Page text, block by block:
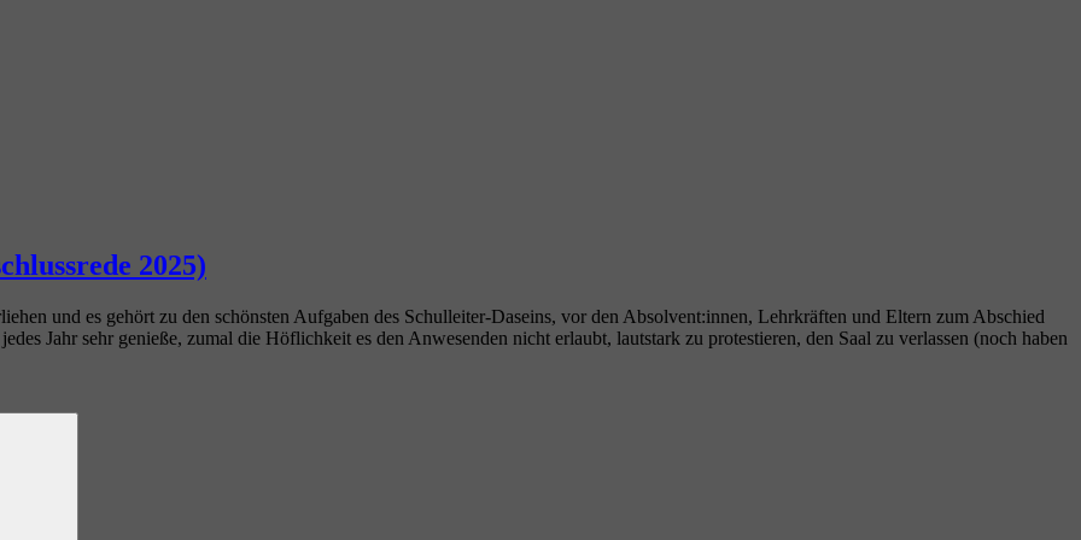
2025)
und es gehört zu den schönsten Aufgaben des Schulleiter-Daseins, vor den Absolvent:innen, Lehrkräften und Eltern zum Abschied
Jahr sehr genieße, zumal die Höflichkeit es den Anwesenden nicht erlaubt, lautstark zu protestieren, den Saal zu verlassen (noch haben